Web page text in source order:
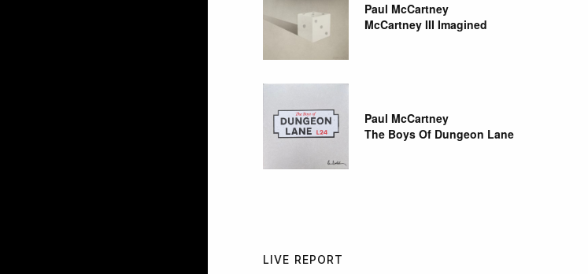
Paul McCartney
McCartney III Imagined
Paul McCartney
The Boys Of Dungeon Lane
LIVE REPORT